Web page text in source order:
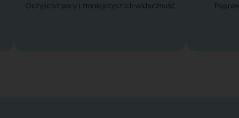
Oczyścisz pory i zmniejszysz ich widoczność